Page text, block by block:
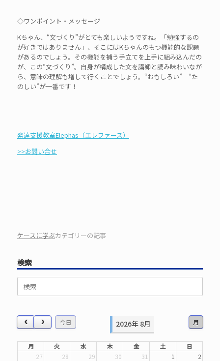
◇ワンポイント・メッセージ
Kちゃん、“文づくり”がとても楽しいようですね。「勉強するの
が好きではありません」、そこにはKちゃんのもつ機能的な課題
があるのでしょう。その機能を補う手立てを上手に組み込んだの
が、この“文づくり”。自身が構成した文を講師と読み味わいなが
ら、意味の理解も増して行くことでしょう。“おもしろい” “た
のしい”が一番です！
発達支援教室Elephas（エレファース）
>>お問い合せ
ケースに学ぶカテゴリーの記事
検索
今日 月
2026年 8月
月 火 水 木 金 土
日
27
28 29 30 31 1
2